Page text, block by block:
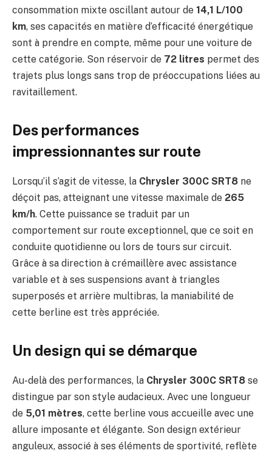
consommation mixte oscillant autour de 14,1 L/100
km, ses capacités en matière d’efficacité énergétique
sont à prendre en compte, même pour une voiture de
cette catégorie. Son réservoir de 72 litres permet des
trajets plus longs sans trop de préoccupations liées au
ravitaillement.
Des performances
impressionnantes sur route
Lorsqu’il s’agit de vitesse, la Chrysler 300C SRT8 ne
déçoit pas, atteignant une vitesse maximale de 265
km/h. Cette puissance se traduit par un
comportement sur route exceptionnel, que ce soit en
conduite quotidienne ou lors de tours sur circuit.
Grâce à sa direction à crémaillère avec assistance
variable et à ses suspensions avant à triangles
superposés et arrière multibras, la maniabilité de
cette berline est très appréciée.
Un design qui se démarque
Au-delà des performances, la Chrysler 300C SRT8 se
distingue par son style audacieux. Avec une longueur
de 5,01 mètres, cette berline vous accueille avec une
allure imposante et élégante. Son design extérieur
anguleux, associé à ses éléments de sportivité, reflète